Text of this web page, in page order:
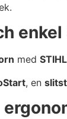
med
, en